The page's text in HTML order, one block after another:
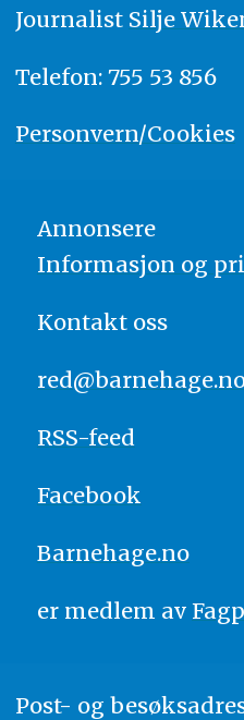
Journalist Silje
Telefon: 755 53 856
Personvern/Cookies
Annonsere
Informasjon og
Kontakt oss
RSS-feed
Facebook
Barnehage.no
er medlem av
Post- og